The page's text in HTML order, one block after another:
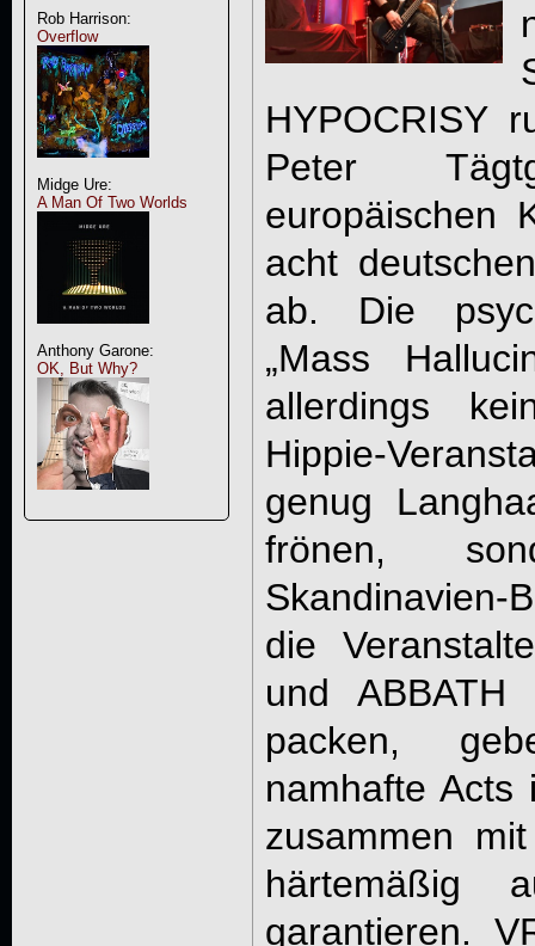
Rob Harrison:
Overflow
Midge Ure:
A Man Of Two Worlds
Anthony Garone:
OK, But Why?
HYPOCRISY
Peter
europäischen
acht
ab. Die
„Mass
allerdings
Hippie-
genug
frönen,
die
und ABBATH
packen,
namhafte Acts
zusammen
härtemäßig
garantieren.